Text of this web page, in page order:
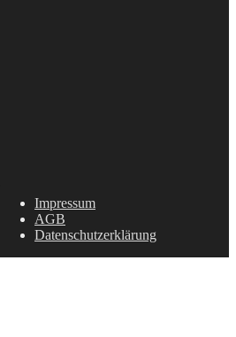
Impressum
AGB
Datenschutzerklärung